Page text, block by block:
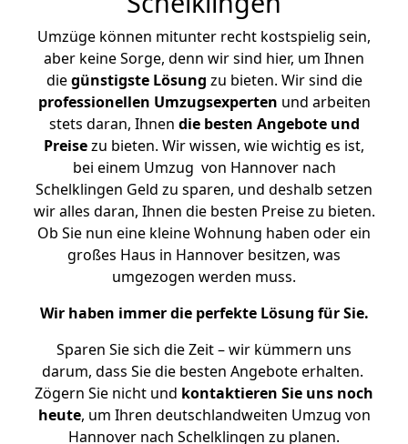
Umzüge können mitunter recht kostspielig sein,
aber keine Sorge, denn wir sind hier, um Ihnen
diegünstigste Lösung zu bieten. Wir sind die
professionellen Umzugsexperten und arbeiten
stets daran, Ihnen die besten Angebote und
Preisezu bieten. Wir wissen, wie wichtig es ist,
bei einem Umzug von Hannover nach
Schelklingen Geld zu sparen, und deshalb setzen
wir alles daran, Ihnen die besten Preise zu bieten.
Ob Sie nun eine kleine Wohnung haben oder ein
großes Haus in Hannover besitzen, was
umgezogen werden muss.
Wir haben immer die perfekte Lösung für Sie.
Sparen Sie sich die Zeit – wir kümmern uns
darum, dass Sie die besten Angebote erhalten.
Zögern Sie nicht und kontaktieren Sie uns noch
heute, um Ihren deutschlandweiten Umzug von
Hannover nach Schelklingen zu planen.